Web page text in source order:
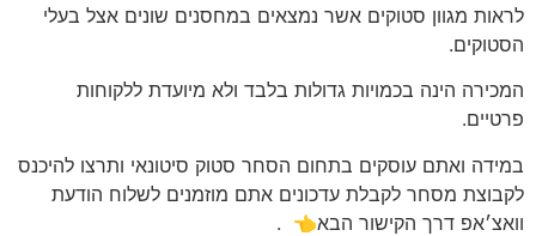
לראות מגוון סטוקים אשר נמצאים במחסנים שונים אצל בעלי
הסטוקים.
המכירה הינה בכמויות גדולות בלבד ולא מיועדת ללקוחות
פרטיים.
במידה ואתם עוסקים בתחום הסחר סטוק סיטונאי ותרצו להיכנס
לקבוצת מסחר לקבלת עדכונים אתם מוזמנים לשלוח הודעת
וואצ׳אפ דרך הקישור הבא👈 .